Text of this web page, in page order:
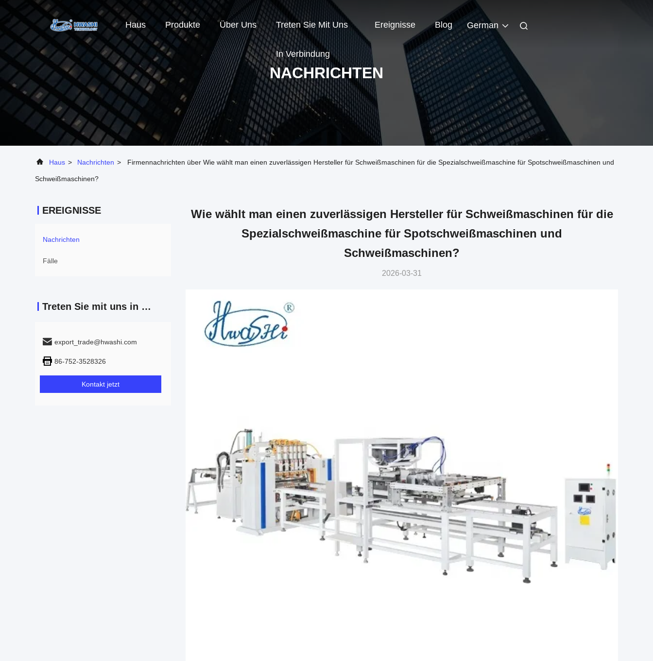
Haus Produkte Über Uns Treten Sie Mit Uns
In Verbindung
Ereignisse Blog German
NACHRICHTEN
Haus > Nachrichten > Firmennachrichten über Wie wählt man einen zuverlässigen Hersteller für Schweißmaschinen für die Spezialschweißmaschine für Spotschweißmaschinen und
Schweißmaschinen?
EREIGNISSE
Nachrichten
Fälle
Treten Sie mit uns in Verbindung
export_trade@hwashi.com
86-752-3528326
Kontakt jetzt
Wie wählt man einen zuverlässigen Hersteller für Schweißmaschinen für die
Spezialschweißmaschine für Spotschweißmaschinen und
Schweißmaschinen?
2026-03-31